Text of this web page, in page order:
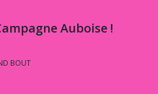
Auboise !
BOUT